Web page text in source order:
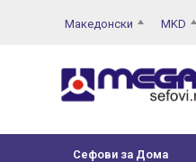
Македонски MKD
Сефови за Дома